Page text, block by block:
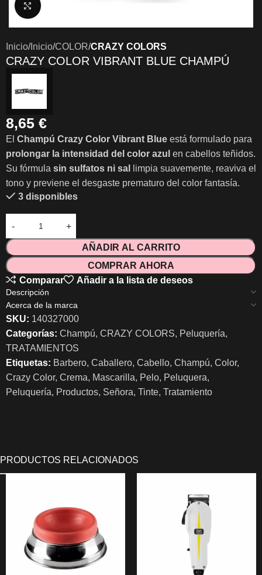
Clic para ampliar
Inicio Inicio COLOR CRAZY COLORS
CRAZY COLOR VIBRANT BLUE CHAMPÚ
8,65 €
El Champú Crazy Color Vibrant Blue está formulado para
prolongar la intensidad del color azul en cabellos teñidos.
Su fórmula sin sulfatos ni sal
limpia suavemente, reaviva el
tono y previene el desgaste prematuro del color fantasía.
3 disponibles
AÑADIR AL CARRITO
COMPRAR AHORA
Comparar
Añadir a la lista de deseos
Descripción
Acerca de la marca
SKU: 140327000
Categorías: Champú, CRAZY COLORS, Peluquería,
TRATAMIENTOS
Etiquetas: Barbero, Caballero, Cabello, Champú, Color,
Crazy Color, Crema, Mascarilla, Pelo, Peluquera,
Peluquería, Productos, Señora, Tinte, Tratamiento